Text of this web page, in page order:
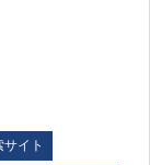
イト